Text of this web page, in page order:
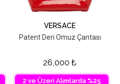
VERSACE
Patent Deri Omuz Çantası
26,000 ₺
2 ve Üzeri Alımlarda %25